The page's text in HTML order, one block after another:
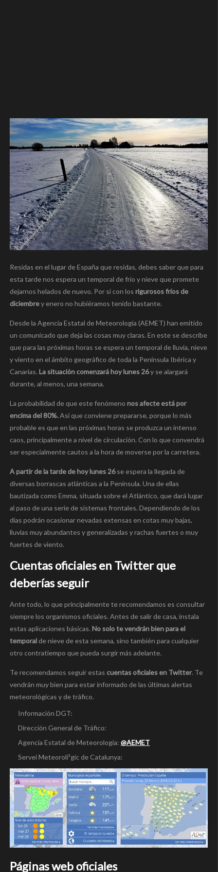
Residas en el lugar de España que residas, debes saber que para
esta tarde nos espera un temporal de frí­o y nieve que promete
dejarnos helados de nuevo. Por si con los rigurosos frí­os de
diciembrey enero no hubiéramos tenido bastante.
Desde la Agencia Estatal de Meteorologí­a (AEMET) han emitido
un comunicado que deja las cosas muy claras. En este se describe
que para las próximas horas se espera un temporal de lluvia, nieve
y viento en el ámbito geográfico de toda la Pení­nsula Ibérica y
Canarias. La situación comenzará hoy lunes 26y se alargará
durante, al menos, una semana.
La probabilidad de que este fenómeno nos afecte está por
encima del 80%.Así­ que conviene prepararse, porque lo más
probable es que en las próximas horas se produzca un intenso
caos, principalmente a nivel de circulación. Con lo que convendrá
ser especialmente cautos a la hora de moverse por la carretera.
A partir de la tarde de hoy lunes 26se espera la llegada de
diversas borrascas atlánticas a la Pení­nsula. Una de ellas
bautizada como Emma, situada sobre el Atlántico, que dará lugar
al paso de una serie de sistemas frontales. Dependiendo de los
dí­as podrán ocasionar nevadas extensas en cotas muy bajas,
lluvias muy abundantes y generalizadas y rachas fuertes o muy
fuertes de viento.
Cuentas oficiales en Twitter que
deberí­as seguir
Ante todo, lo que principalmente te recomendamos es consultar
siempre los organismos oficiales. Antes de salir de casa, instala
estas aplicaciones básicas. No solo te vendrán bien para el
temporalde nieve de esta semana, sino también para cualquier
otro contratiempo que pueda surgir más adelante.
Te recomendamos seguir estas cuentas oficiales en Twitter. Te
vendrán muy bien para estar informado de las últimas alertas
meteorológicas y de tráfico.
Información DGT:
Dirección General de Tráfico:
Agencia Estatal de Meteorologí­a: @AEMET
Servei Meteorolí²gic de Catalunya:
Páginas web oficiales